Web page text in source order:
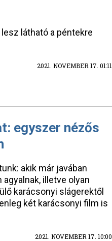
látható a péntekre
2021. NOVEMBER 17. 01:11
egyszer nézős
akik már javában
illetve olyan
karácsonyi slágerektől
két karácsonyi film is
2021. NOVEMBER 17. 10:00